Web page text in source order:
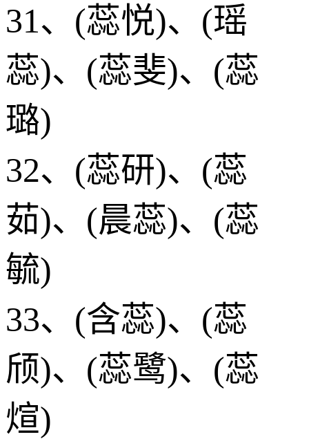
31、(蕊悦)、(瑶
蕊)、(蕊斐)、(蕊
璐)
32、(蕊研)、(蕊
茹)、(晨蕊)、(蕊
毓)
33、(含蕊)、(蕊
颀)、(蕊鹭)、(蕊
煊)